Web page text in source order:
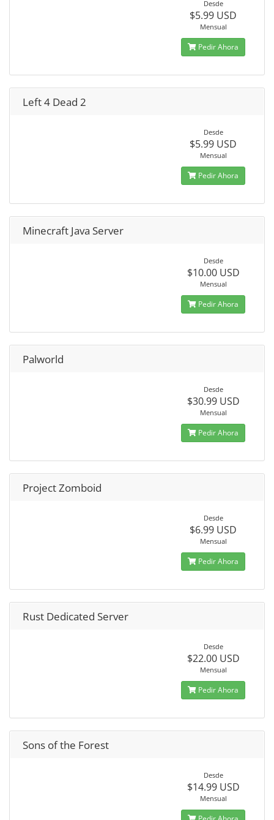
Desde
$5.99 USD
Mensual
Pedir Ahora
Left 4 Dead 2
Desde
$5.99 USD
Mensual
Pedir Ahora
Minecraft Java Server
Desde
$10.00 USD
Mensual
Pedir Ahora
Palworld
Desde
$30.99 USD
Mensual
Pedir Ahora
Project Zomboid
Desde
$6.99 USD
Mensual
Pedir Ahora
Rust Dedicated Server
Desde
$22.00 USD
Mensual
Pedir Ahora
Sons of the Forest
Desde
$14.99 USD
Mensual